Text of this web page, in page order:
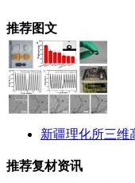
推荐图文
新疆理化所三维
推荐复材资讯